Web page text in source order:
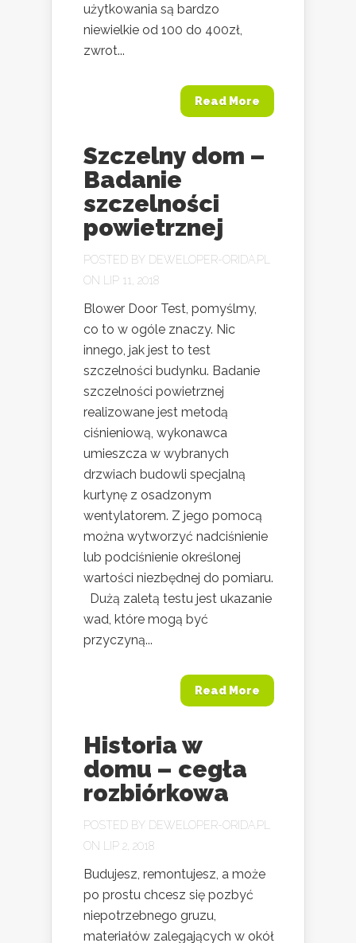
użytkowania są bardzo
niewielkie od 100 do 400zł,
zwrot...
Read More
Szczelny dom –
Badanie
szczelności
powietrznej
POSTED BY DEWELOPER-ORIDA.PL
ON LIP 11, 2018
Blower Door Test, pomyślmy,
co to w ogóle znaczy. Nic
innego, jak jest to test
szczelności budynku. Badanie
szczelności powietrznej
realizowane jest metodą
ciśnieniową, wykonawca
umieszcza w wybranych
drzwiach budowli specjalną
kurtynę z osadzonym
wentylatorem. Z jego pomocą
można wytworzyć nadciśnienie
lub podciśnienie określonej
wartości niezbędnej do pomiaru.
Dużą zaletą testu jest ukazanie
wad, które mogą być
przyczyną...
Read More
Historia w
domu – cegła
rozbiórkowa
POSTED BY DEWELOPER-ORIDA.PL
ON LIP 2, 2018
Budujesz, remontujesz, a może
po prostu chcesz się pozbyć
niepotrzebnego gruzu,
materiałów zalegających w okół